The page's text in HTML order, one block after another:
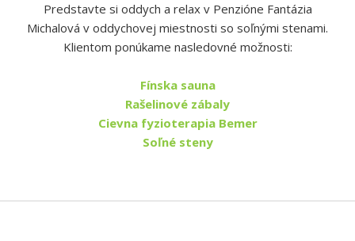
Predstavte si oddych a relax v Penzióne Fantázia
Michalová v oddychovej miestnosti so soľnými stenami.
Klientom ponúkame nasledovné možnosti:
Fínska sauna
Rašelinové zábaly
Cievna fyzioterapia Bemer
Soľné steny